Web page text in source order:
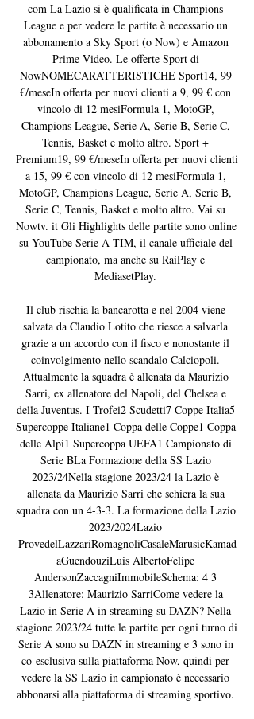
com La Lazio si è qualificata in Champions
League e per vedere le partite è necessario un
abbonamento a Sky Sport (o Now) e Amazon
Prime Video. Le offerte Sport di
NowNOMECARATTERISTICHE Sport14, 99
€/meseIn offerta per nuovi clienti a 9, 99 € con
vincolo di 12 mesiFormula 1, MotoGP,
Champions League, Serie A, Serie B, Serie C,
Tennis, Basket e molto altro. Sport +
Premium19, 99 €/meseIn offerta per nuovi clienti
a 15, 99 € con vincolo di 12 mesiFormula 1,
MotoGP, Champions League, Serie A, Serie B,
Serie C, Tennis, Basket e molto altro. Vai su
Nowtv. it Gli Highlights delle partite sono online
su YouTube Serie A TIM, il canale ufficiale del
campionato, ma anche su RaiPlay e
MediasetPlay.
Il club rischia la bancarotta e nel 2004 viene
salvata da Claudio Lotito che riesce a salvarla
grazie a un accordo con il fisco e nonostante il
coinvolgimento nello scandalo Calciopoli.
Attualmente la squadra è allenata da Maurizio
Sarri, ex allenatore del Napoli, del Chelsea e
della Juventus. I Trofei2 Scudetti7 Coppe Italia5
Supercoppe Italiane1 Coppa delle Coppe1 Coppa
delle Alpi1 Supercoppa UEFA1 Campionato di
Serie BLa Formazione della SS Lazio
2023/24Nella stagione 2023/24 la Lazio è
allenata da Maurizio Sarri che schiera la sua
squadra con un 4-3-3. La formazione della Lazio
2023/2024Lazio
ProvedelLazzariRomagnoliCasaleMarusicKamad
aGuendouziLuis AlbertoFelipe
AndersonZaccagniImmobileSchema: 4 3
3Allenatore: Maurizio SarriCome vedere la
Lazio in Serie A in streaming su DAZN? Nella
stagione 2023/24 tutte le partite per ogni turno di
Serie A sono su DAZN in streaming e 3 sono in
co-esclusiva sulla piattaforma Now, quindi per
vedere la SS Lazio in campionato è necessario
abbonarsi alla piattaforma di streaming sportivo.